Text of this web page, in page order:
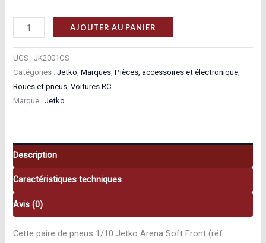
quantité
de
Jetko
Pneus
1/10
Arena
Jetko
JK2001CS
AJOUTER AU PANIER
UGS :JK2001CS
Catégories :Jetko,Marques,Pièces, accessoires et électronique,
Roues et pneus,Voitures RC
Marque :Jetko
Description
Caractéristiques techniques
Avis (0)
Cette paire de pneus 1/10 Jetko Arena Soft Front (réf.